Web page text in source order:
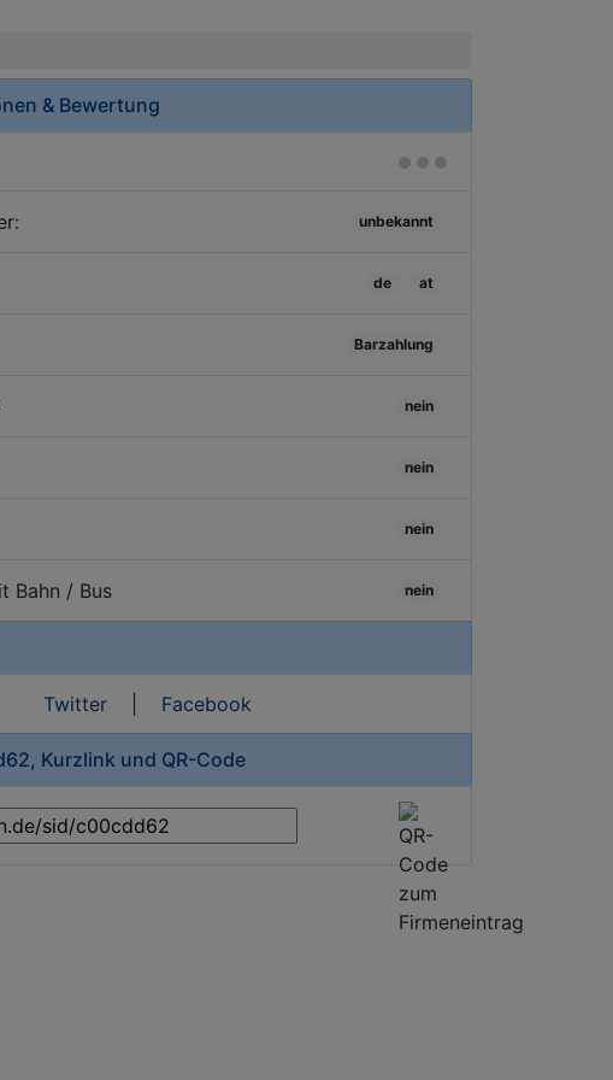
& Bewertung
unbekannt
de at
Barzahlung
nein
nein
nein
Bahn / Bus nein
Twitter| Facebook
Kurzlink und QR-Code